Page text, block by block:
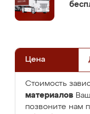
Цена
Стоимость
материалов
позвоните нам